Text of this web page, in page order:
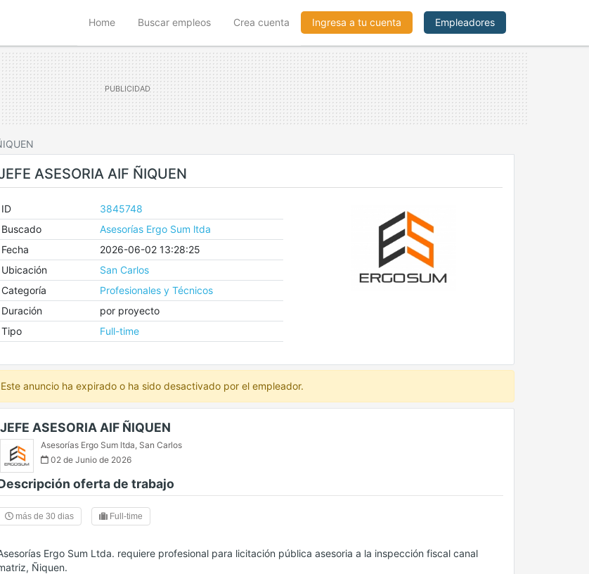
Home(current)Buscar empleos Crea cuenta Ingresa a tu cuenta Empleadores
ASESORIA AIF ÑIQUEN
ID
3845748
Buscado
Asesorías Ergo Sum ltda
Fecha
2026-06-02 13:28:25
Ubicación
San Carlos
Categoría
Profesionales y Técnicos
Duración
por proyecto
Tipo
Full-time
Este anuncio ha expirado o ha sido desactivado por el empleador.
JEFE ASESORIA AIF ÑIQUEN
Asesorías Ergo Sum ltda, San Carlos
02 de Junio de 2026
oferta de trabajo
más de 30 dias Full-time
Ergo Sum Ltda. requiere profesional para licitación pública asesoria a la inspección fiscal canal
Ñiquen.